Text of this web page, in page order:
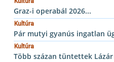
Graz-i operabál 2026...
Kultúra
Pár mutyi gyanús ingatlan
Kultúra
Több százan tüntettek